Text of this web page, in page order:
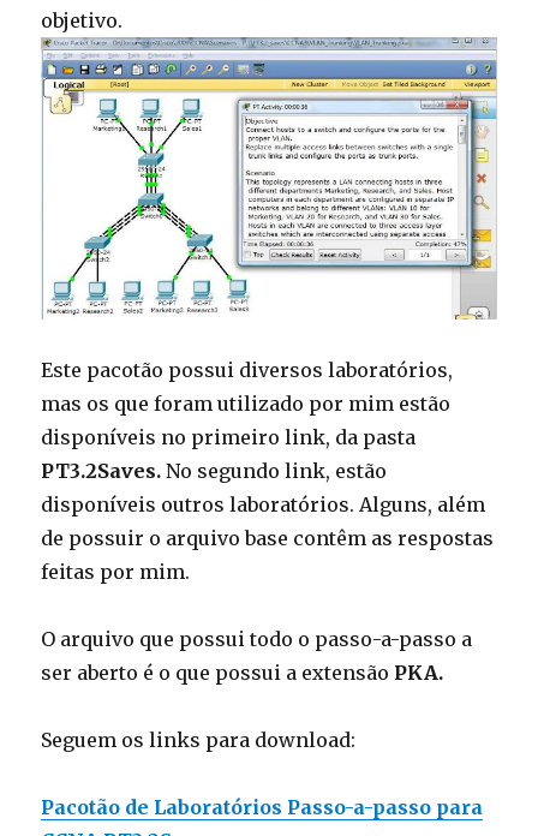
objetivo.
Este pacotão possui diversos laboratórios,
mas os que foram utilizado por mim estão
disponíveis no primeiro link, da pasta
PT3.2Saves.No segundo link, estão
disponíveis outros laboratórios. Alguns, além
de possuir o arquivo base contêm as respostas
feitas por mim.
O arquivo que possui todo o passo-a-passo a
ser aberto é o que possui a extensão PKA.
Seguem os links para download:
Pacotão de Laboratórios Passo-a-passo para